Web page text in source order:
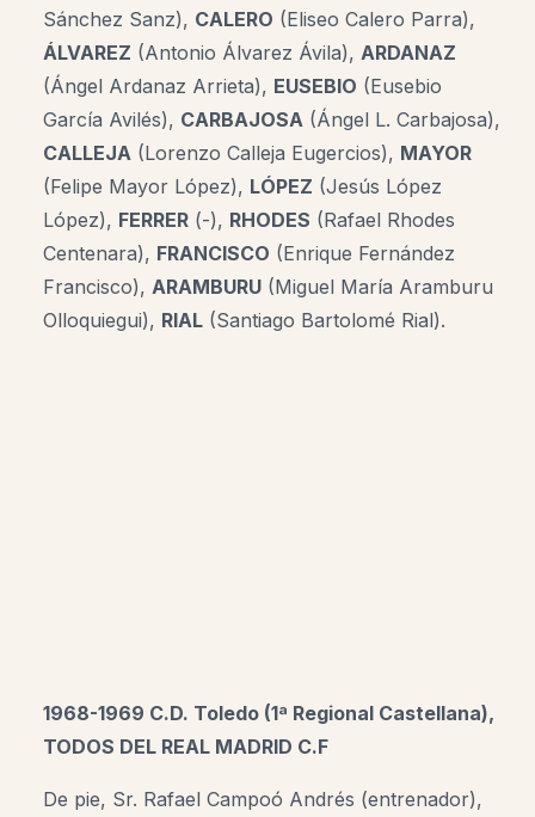
Sánchez Sanz), CALERO (Eliseo Calero Parra),
ÁLVAREZ (Antonio Álvarez Ávila), ARDANAZ
(Ángel Ardanaz Arrieta), EUSEBIO (Eusebio
García Avilés), CARBAJOSA (Ángel L. Carbajosa),
CALLEJA (Lorenzo Calleja Eugercios), MAYOR
(Felipe Mayor López), LÓPEZ (Jesús López
López), FERRER (-), RHODES (Rafael Rhodes
Centenara), FRANCISCO (Enrique Fernández
Francisco), ARAMBURU (Miguel María Aramburu
Olloquiegui), RIAL (Santiago Bartolomé Rial).
1968-1969 C.D. Toledo (1ª Regional Castellana),
TODOS DEL REAL MADRID C.F
De pie, Sr. Rafael Campoó Andrés (entrenador),